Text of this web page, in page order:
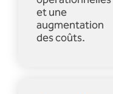
et une
augmentation
des coûts.